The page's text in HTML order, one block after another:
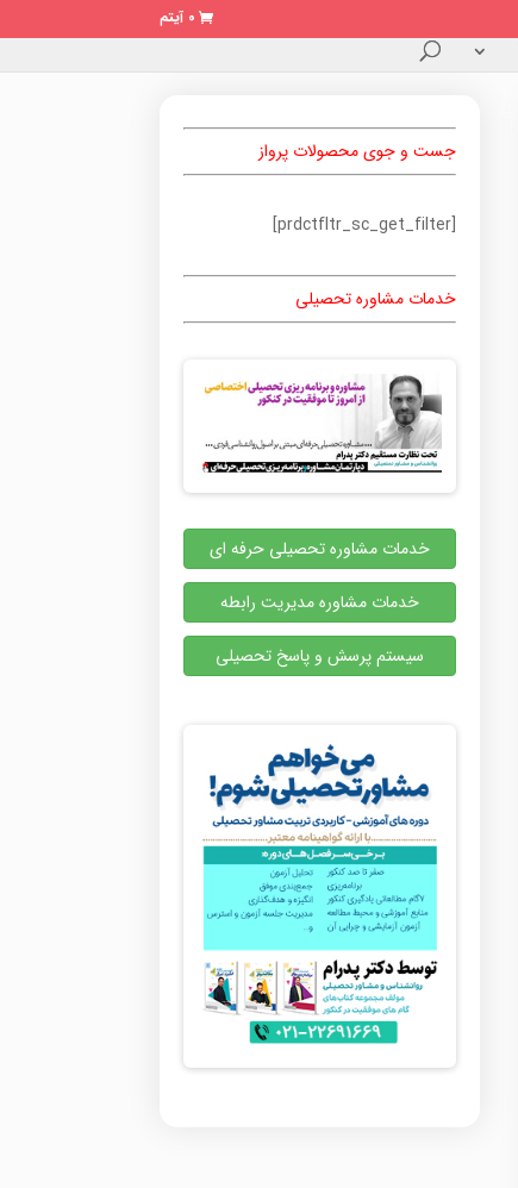
0 آیتم
جست و جوی محصولات پرواز
[prdctfltr_sc_get_filter]
خدمات مشاوره تحصیلی
خدمات مشاوره تحصیلی حرفه ای
خدمات مشاوره مدیریت رابطه
سیستم پرسش و پاسخ تحصیلی